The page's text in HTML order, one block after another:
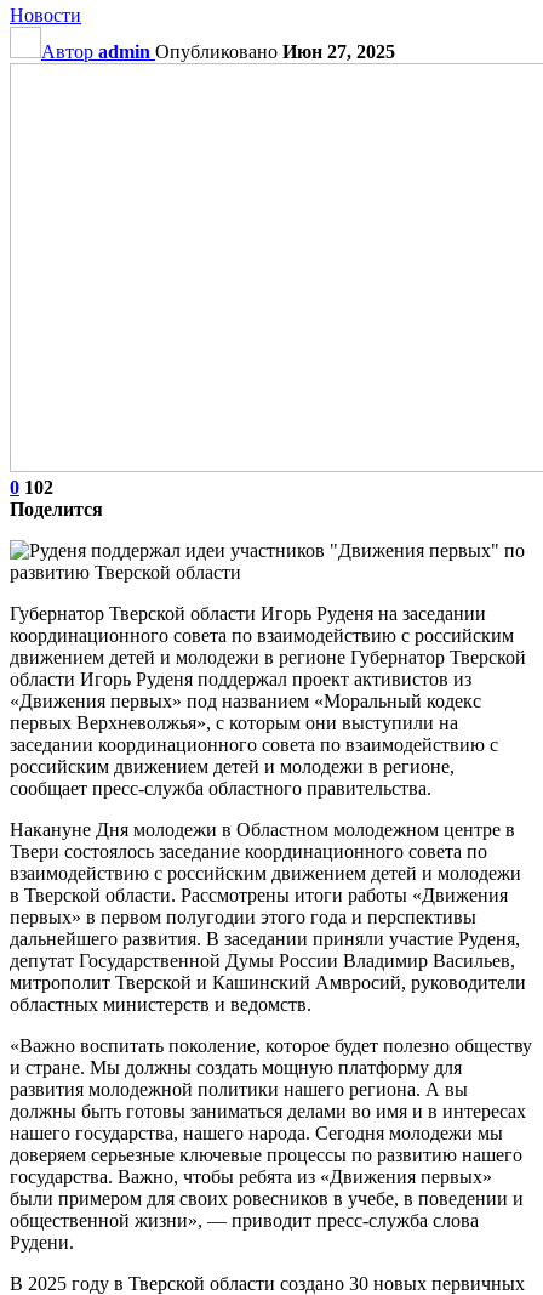
Новости
Автор admin Опубликовано Июн 27, 2025
0 102
Поделится
Губернатор Тверской области Игорь Руденя на заседании
координационного совета по взаимодействию с российским
движением детей и молодежи в регионе Губернатор Тверской
области Игорь Руденя поддержал проект активистов из
«Движения первых» под названием «Моральный кодекс
первых Верхневолжья», с которым они выступили на
заседании координационного совета по взаимодействию с
российским движением детей и молодежи в регионе,
сообщает пресс-служба областного правительства.
Накануне Дня молодежи в Областном молодежном центре в
Твери состоялось заседание координационного совета по
взаимодействию с российским движением детей и молодежи
в Тверской области. Рассмотрены итоги работы «Движения
первых» в первом полугодии этого года и перспективы
дальнейшего развития. В заседании приняли участие Руденя,
депутат Государственной Думы России Владимир Васильев,
митрополит Тверской и Кашинский Амвросий, руководители
областных министерств и ведомств.
«Важно воспитать поколение, которое будет полезно обществу
и стране. Мы должны создать мощную платформу для
развития молодежной политики нашего региона. А вы
должны быть готовы заниматься делами во имя и в интересах
нашего государства, нашего народа. Сегодня молодежи мы
доверяем серьезные ключевые процессы по развитию нашего
государства. Важно, чтобы ребята из «Движения первых»
были примером для своих ровесников в учебе, в поведении и
общественной жизни», — приводит пресс-служба слова
Рудени.
В 2025 году в Тверской области создано 30 новых первичных